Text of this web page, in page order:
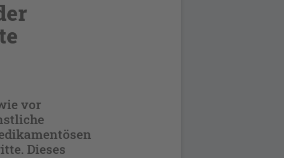
vor
Dieses